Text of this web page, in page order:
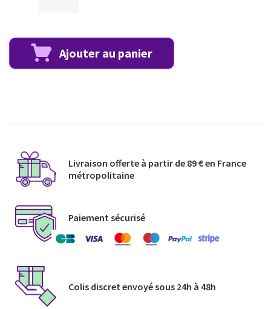
Ajouter au panier
Livraison offerte à partir de 89 € en France
métropolitaine​
Paiement sécurisé
Colis discret envoyé​ sous 24h à 48h​